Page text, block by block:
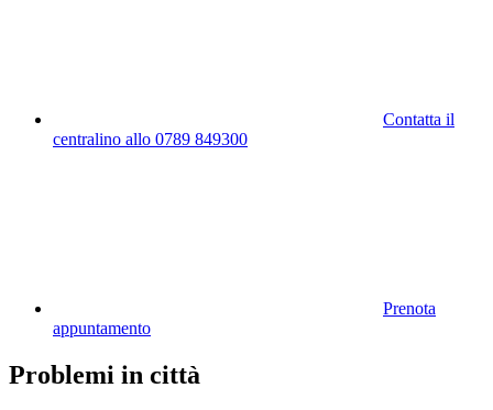
Contatta il
centralino allo 0789 849300
Prenota
appuntamento
Problemi in città